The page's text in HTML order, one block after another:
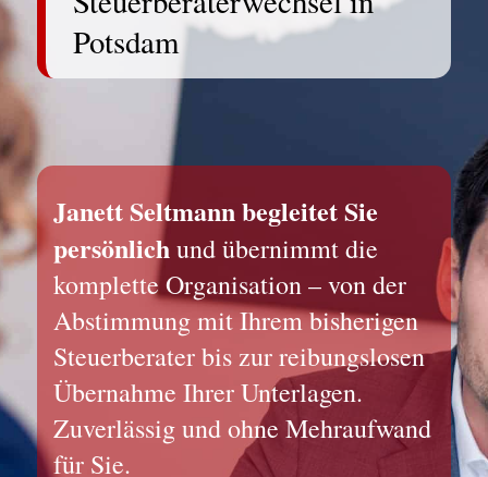
Potsdam
Janett Seltmann begleitet Sie
persönlichund übernimmt die
komplette Organisation – von der
Abstimmung mit Ihrem bisherigen
Steuerberater bis zur reibungslosen
Übernahme Ihrer Unterlagen.
Zuverlässig und ohne Mehraufwand
für Sie.